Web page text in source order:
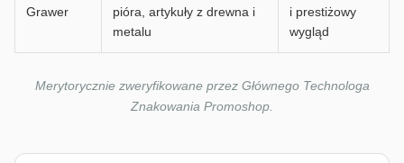
Grawer
pióra, artykuły z drewna i
metalu
i prestiżowy
wygląd
Merytorycznie zweryfikowane przez Głównego Technologa
Znakowania Promoshop.